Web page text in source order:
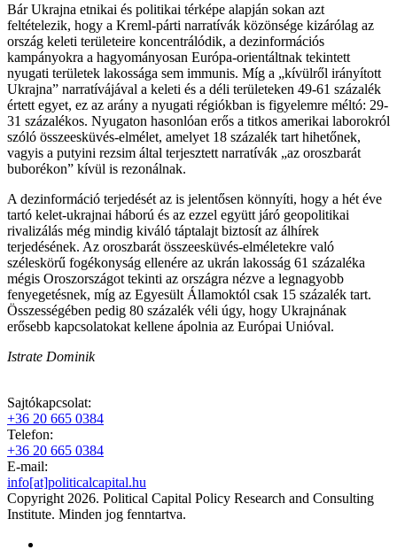
Bár Ukrajna etnikai és politikai térképe alapján sokan azt
feltételezik, hogy a Kreml-párti narratívák közönsége kizárólag az
ország keleti területeire koncentrálódik, a dezinformációs
kampányokra a hagyományosan Európa-orientáltnak tekintett
nyugati területek lakossága sem immunis. Míg a „kívülről irányított
Ukrajna” narratívájával a keleti és a déli területeken 49-61 százalék
értett egyet, ez az arány a nyugati régiókban is figyelemre méltó: 29-
31 százalékos. Nyugaton hasonlóan erős a titkos amerikai laborokról
szóló összeesküvés-elmélet, amelyet 18 százalék tart hihetőnek,
vagyis a putyini rezsim által terjesztett narratívák „az oroszbarát
buborékon” kívül is rezonálnak.
A dezinformáció terjedését az is jelentősen könnyíti, hogy a hét éve
tartó kelet-ukrajnai háború és az ezzel együtt járó geopolitikai
rivalizálás még mindig kiváló táptalajt biztosít az álhírek
terjedésének. Az oroszbarát összeesküvés-elméletekre való
széleskörű fogékonyság ellenére az ukrán lakosság 61 százaléka
mégis Oroszországot tekinti az országra nézve a legnagyobb
fenyegetésnek, míg az Egyesült Államoktól csak 15 százalék tart.
Összességében pedig 80 százalék véli úgy, hogy Ukrajnának
erősebb kapcsolatokat kellene ápolnia az Európai Unióval.
Istrate Dominik
Sajtókapcsolat:
+36 20 665 0384
Telefon:
+36 20 665 0384
E-mail:
info[at]politicalcapital.hu
Copyright 2026. Political Capital Policy Research and Consulting
Institute. Minden jog fenntartva.